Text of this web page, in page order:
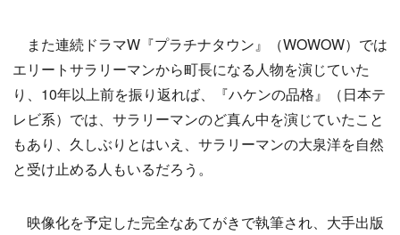
また連続ドラマW『プラチナタウン』（WOWOW）では
エリートサラリーマンから町長になる人物を演じていた
り、10年以上前を振り返れば、『ハケンの品格』（日本テ
レビ系）では、サラリーマンのど真ん中を演じていたこと
もあり、久しぶりとはいえ、サラリーマンの大泉洋を自然
と受け止める人もいるだろう。
映像化を予定した完全なあてがきで執筆され、大手出版